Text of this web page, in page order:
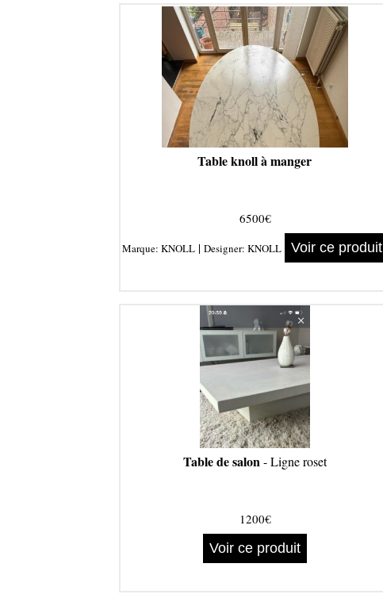
Table knoll à manger
6500€
Marque: KNOLL| Designer: KNOLL Voir ce produit
Table de salon- Ligne roset
1200€
Voir ce produit